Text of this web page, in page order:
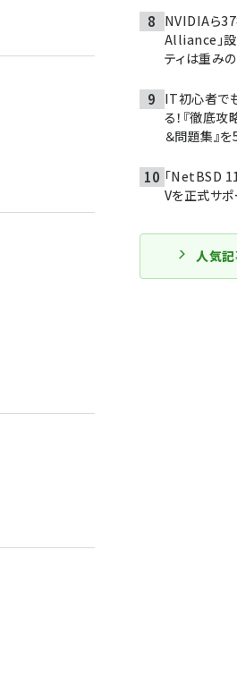
NVIDIAら
Alliance」設
ティは重み
IT初心者で
る！『徹底
＆問題集』を
「NetBSD
Vを正式サポ
人気記